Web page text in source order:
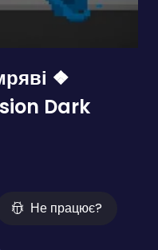
❖
Dark
Не працює?